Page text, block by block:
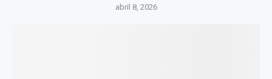
abril 8, 2026